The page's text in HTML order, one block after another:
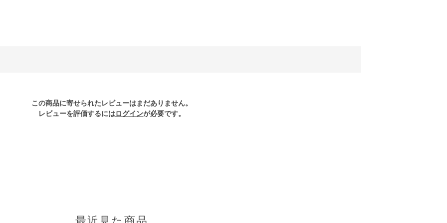
この商品に寄せられたレビューはまだありません。
レビューを評価するにはログインが必要です。